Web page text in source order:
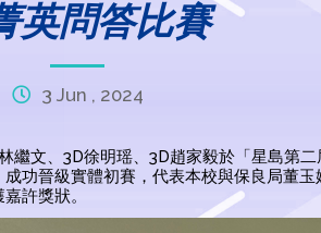
英問答比賽
3 Jun , 2024
繼文、3D徐明瑶、3D趙家毅於「星島第
功晉級實體初賽，代表本校與保良局董
許獎狀。